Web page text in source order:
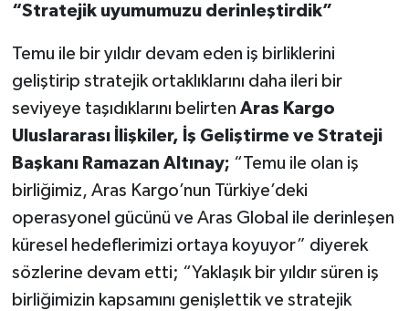
“Stratejik uyumumuzu derinleştirdik”
Temu ile bir yıldır devam eden iş birliklerini
geliştirip stratejik ortaklıklarını daha ileri bir
seviyeye taşıdıklarını belirten Aras Kargo
Uluslararası İlişkiler, İş Geliştirme ve Strateji
Başkanı Ramazan Altınay; “Temu ile olan iş
birliğimiz, Aras Kargo’nun Türkiye’deki
operasyonel gücünü ve Aras Global ile derinleşen
küresel hedeflerimizi ortaya koyuyor” diyerek
sözlerine devam etti; “Yaklaşık bir yıldır süren iş
birliğimizin kapsamını genişlettik ve stratejik